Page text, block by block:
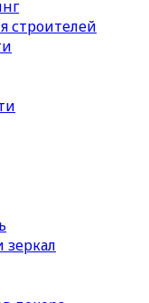
строителей
зеркал